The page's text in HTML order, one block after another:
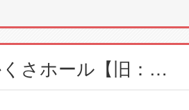
小さなお葬式 ふかくさホール【旧：家族葬のらくおう ふかくさホール】